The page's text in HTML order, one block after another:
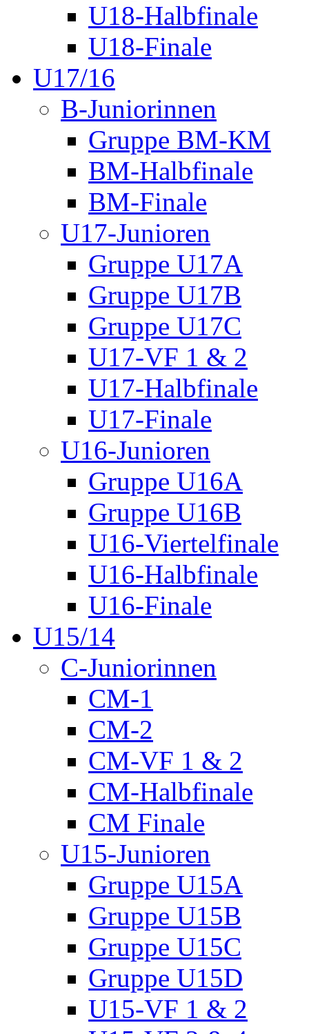
U18-Halbfinale
U18-Finale
U17/16
B-Juniorinnen
Gruppe BM-KM
BM-Halbfinale
BM-Finale
U17-Junioren
Gruppe U17A
Gruppe U17B
Gruppe U17C
U17-VF 1 & 2
U17-Halbfinale
U17-Finale
U16-Junioren
Gruppe U16A
Gruppe U16B
U16-Viertelfinale
U16-Halbfinale
U16-Finale
U15/14
C-Juniorinnen
CM-1
CM-2
CM-VF 1 & 2
CM-Halbfinale
CM Finale
U15-Junioren
Gruppe U15A
Gruppe U15B
Gruppe U15C
Gruppe U15D
U15-VF 1 & 2